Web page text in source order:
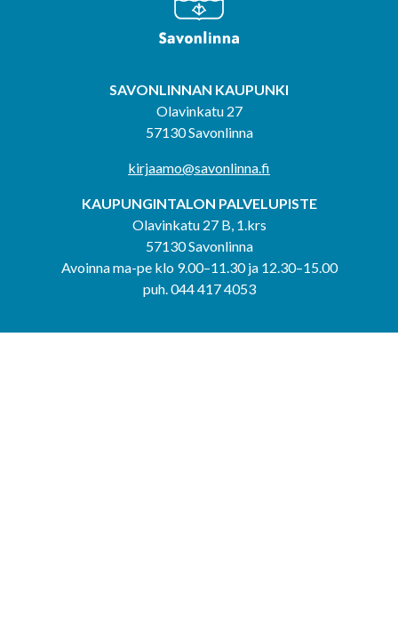
SAVONLINNAN KAUPUNKI
Olavinkatu 27
57130 Savonlinna
kirjaamo@savonlinna.fi
KAUPUNGINTALON PALVELUPISTE
Olavinkatu 27 B, 1.krs
57130 Savonlinna
Avoinna ma-pe klo 9.00–11.30 ja 12.30–15.00
puh. 044 417 4053